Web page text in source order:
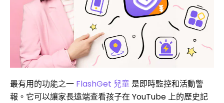
最有用的功能之一 FlashGet 兒童 是即時監控和活動警
報。它可以讓家長遠端查看孩子在 YouTube 上的歷史記